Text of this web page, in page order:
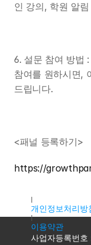
인 강의, 학원 알
6. 설문 참여 방법
참여를 원하시면,
드립니다.
<패널 등록하기>
https://
개인정보처리방
이용약관
사업자등록번호